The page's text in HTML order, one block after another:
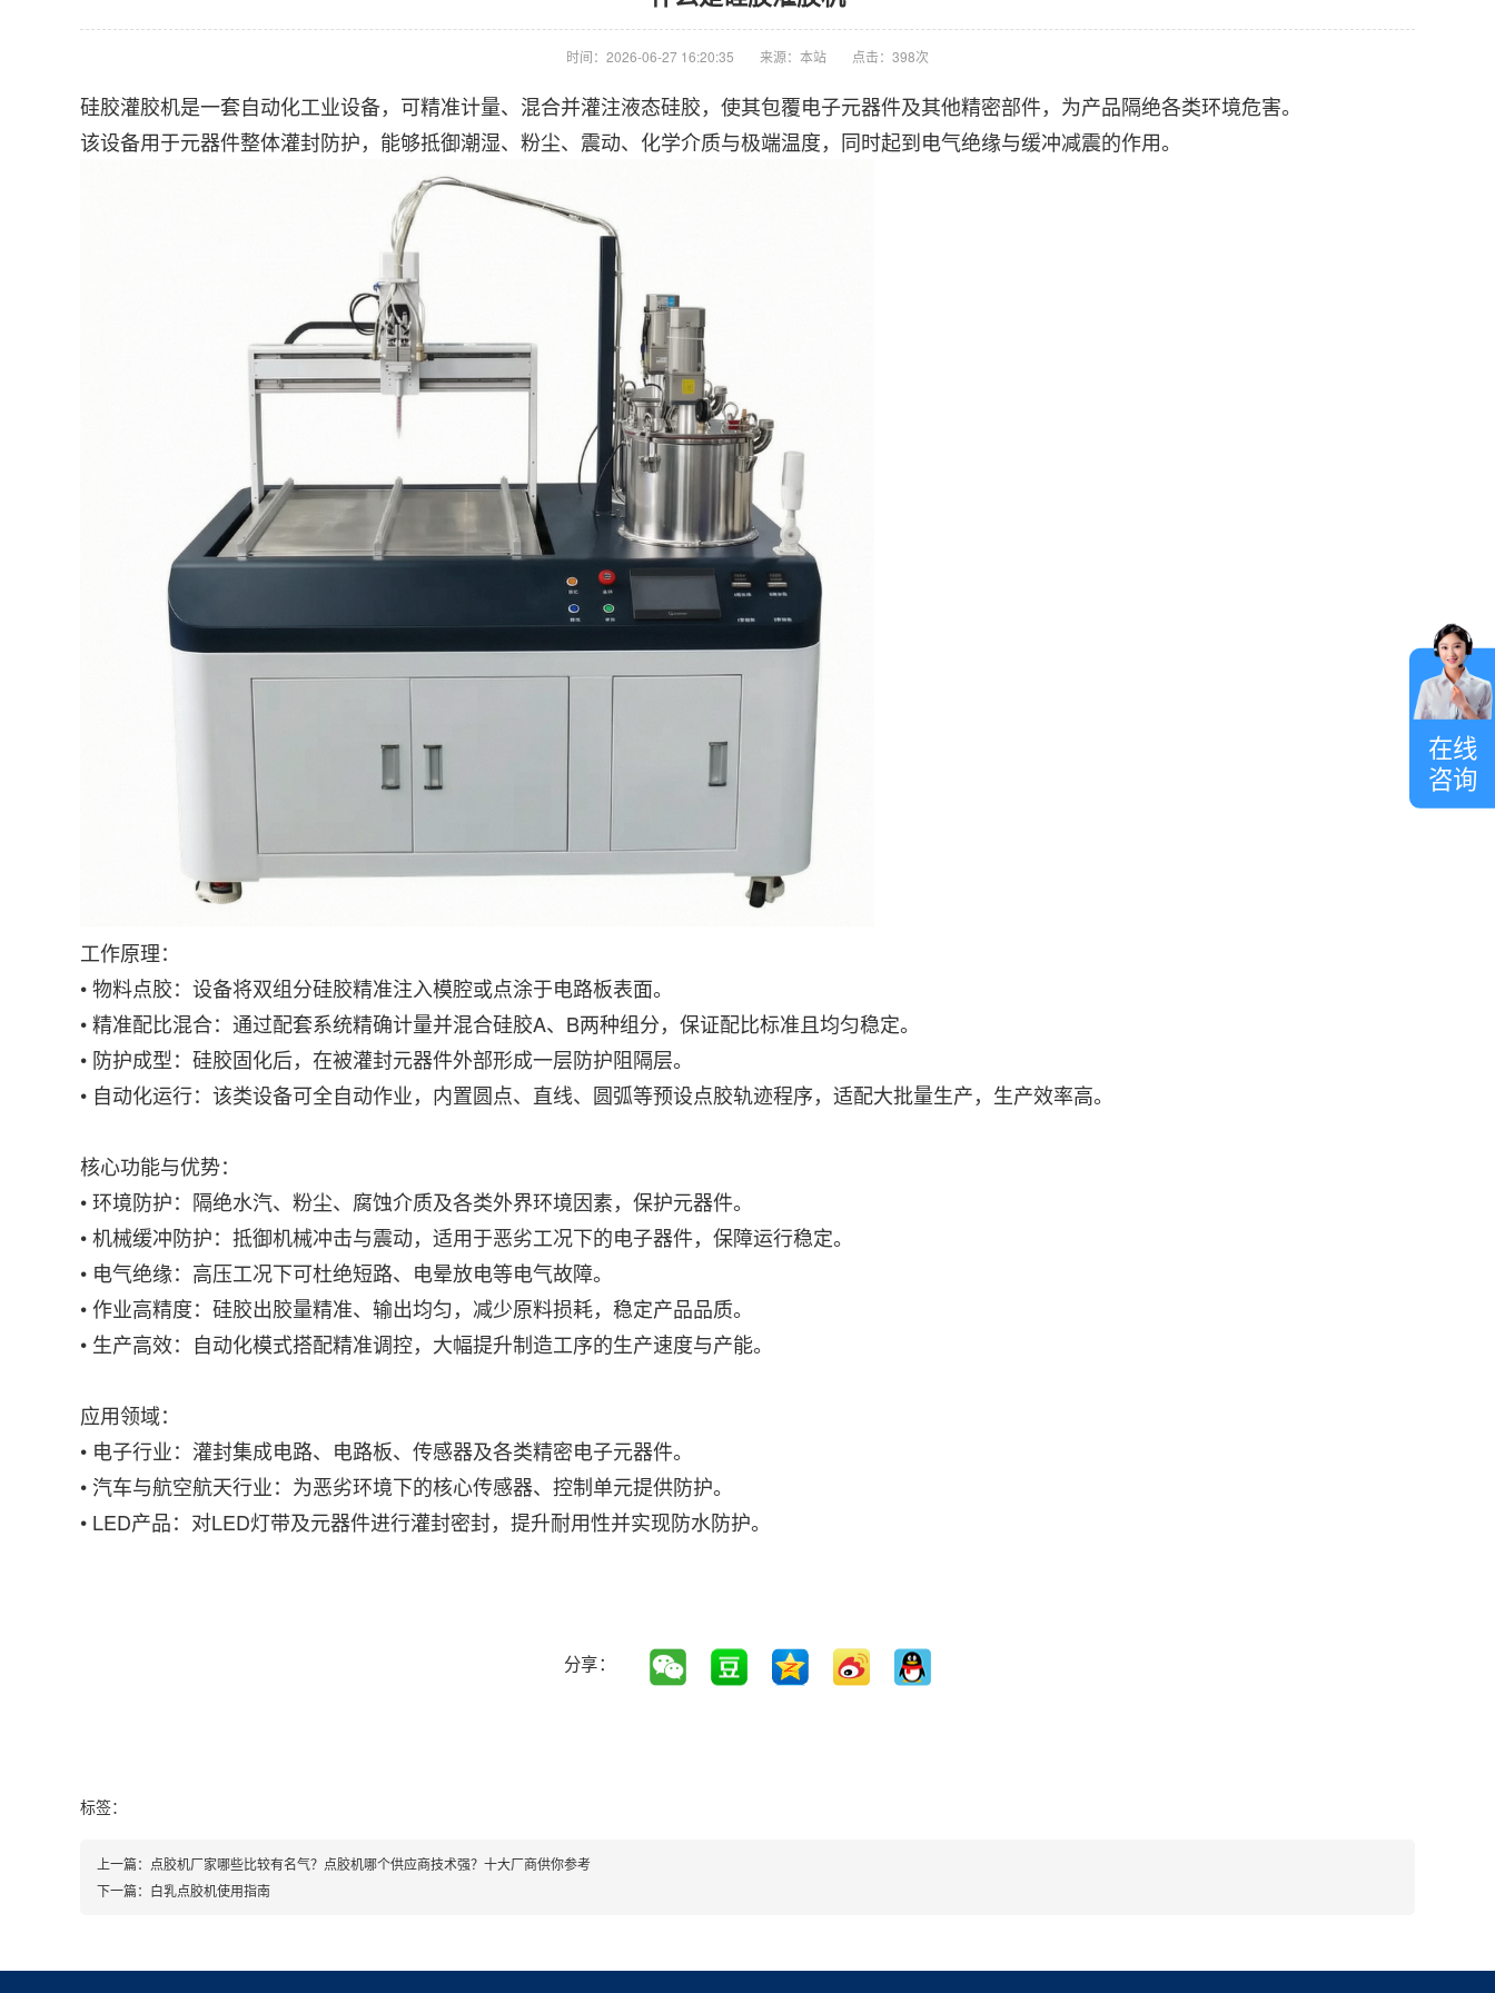
时间：2026-06-27 16:20:35 来源：本站 点击：398次
硅胶灌胶机是一套自动化工业设备，可精准计量、混合并灌注液态硅胶，使其包覆电子元器件及其他精密部件，为产品隔绝各类环境危害。
该设备用于元器件整体灌封防护，能够抵御潮湿、粉尘、震动、化学介质与极端温度，同时起到电气绝缘与缓冲减震的作用。
工作原理：
• 物料点胶：设备将双组分硅胶精准注入模腔或点涂于电路板表面。
• 精准配比混合：通过配套系统精确计量并混合硅胶A、B两种组分，保证配比标准且均匀稳定。
• 防护成型：硅胶固化后，在被灌封元器件外部形成一层防护阻隔层。
• 自动化运行：该类设备可全自动作业，内置圆点、直线、圆弧等预设点胶轨迹程序，适配大批量生产，生产效率高。
核心功能与优势：
• 环境防护：隔绝水汽、粉尘、腐蚀介质及各类外界环境因素，保护元器件。
• 机械缓冲防护：抵御机械冲击与震动，适用于恶劣工况下的电子器件，保障运行稳定。
• 电气绝缘：高压工况下可杜绝短路、电晕放电等电气故障。
• 作业高精度：硅胶出胶量精准、输出均匀，减少原料损耗，稳定产品品质。
• 生产高效：自动化模式搭配精准调控，大幅提升制造工序的生产速度与产能。
应用领域：
• 电子行业：灌封集成电路、电路板、传感器及各类精密电子元器件。
• 汽车与航空航天行业：为恶劣环境下的核心传感器、控制单元提供防护。
• LED产品：对LED灯带及元器件进行灌封密封，提升耐用性并实现防水防护。
分享：
标签：
上一篇： 点胶机厂家哪些比较有名气？点胶机哪个供应商技术强？十大厂商供你参考
下一篇： 白乳点胶机使用指南
在
线
客
服
在线
咨询